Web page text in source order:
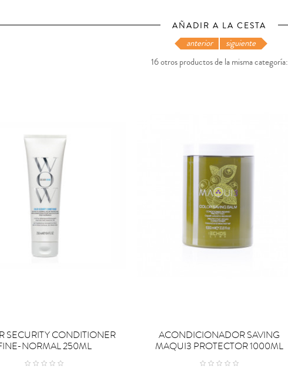
AÑADIR A LA CESTA
16 otros productos de la misma categoría:
SECURITY CONDITIONER
NORMAL 250ML

ACONDICIONADOR SAVING
MAQUI3 PROTECTOR 1000ML
anterior siguiente